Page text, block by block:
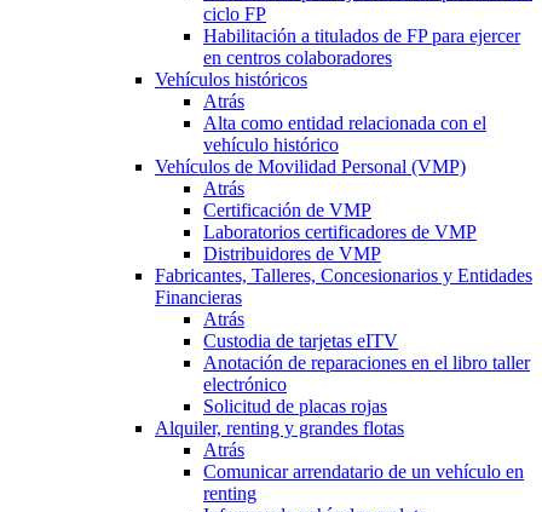
ciclo FP
Habilitación a titulados de FP para ejercer
en centros colaboradores
Vehículos históricos
Atrás
Alta como entidad relacionada con el
vehículo histórico
Vehículos de Movilidad Personal (VMP)
Atrás
Certificación de VMP
Laboratorios certificadores de VMP
Distribuidores de VMP
Fabricantes, Talleres, Concesionarios y Entidades
Financieras
Atrás
Custodia de tarjetas eITV
Anotación de reparaciones en el libro taller
electrónico
Solicitud de placas rojas
Alquiler, renting y grandes flotas
Atrás
Comunicar arrendatario de un vehículo en
renting